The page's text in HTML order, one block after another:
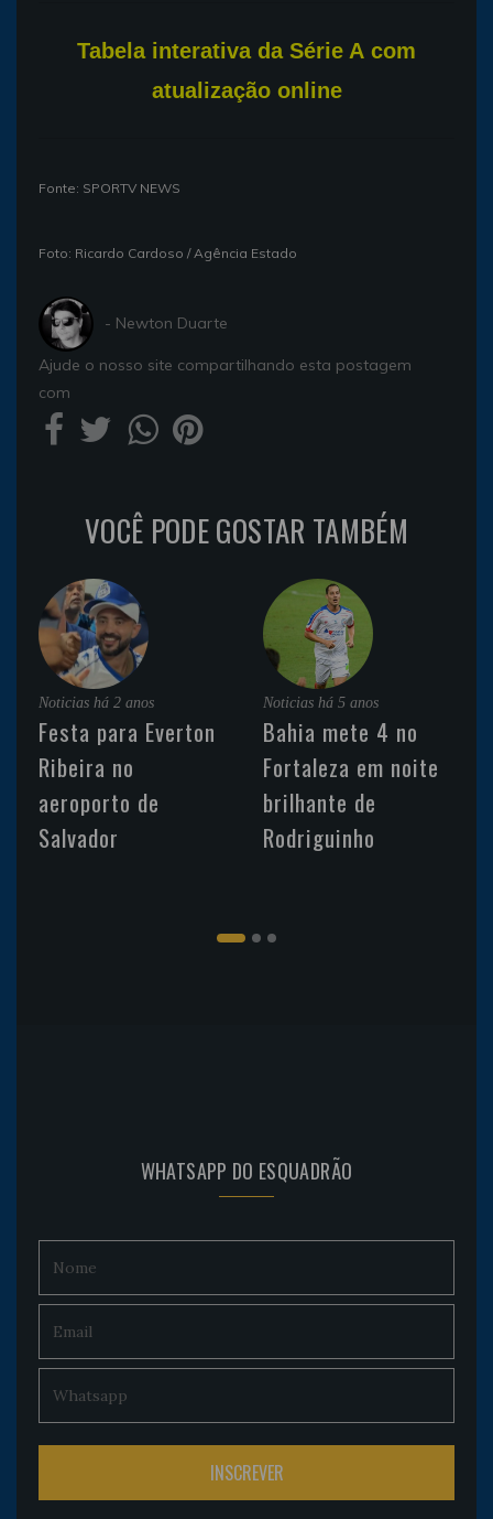
Tabela interativa da Série A com
atualização online
Fonte: SPORTV NEWS
Foto: Ricardo Cardoso / Agência Estado
- Newton Duarte
Ajude o nosso site compartilhando esta postagem
com
VOCÊ PODE GOSTAR TAMBÉM
Noticias há 2 anos
Festa para Everton
Ribeira no
aeroporto de
Salvador
Noticias há 5 anos
Bahia mete 4 no
Fortaleza em noite
brilhante de
Rodriguinho
WHATSAPP DO ESQUADRÃO